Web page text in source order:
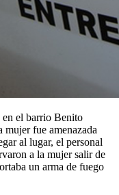
el barrio Benito
fue amenazada
al lugar, el personal
a la mujer salir de
un arma de fuego